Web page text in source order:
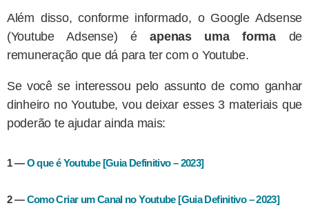
Além disso, conforme informado, o Google Adsense
(Youtube Adsense) éapenas uma forma de
remuneração que dá para ter com o Youtube.
Se você se interessou pelo assunto de como ganhar
dinheiro no Youtube, vou deixar esses 3 materiais que
poderão te ajudar ainda mais:
1 —O que é Youtube [Guia Definitivo – 2023]
2 —Como Criar um Canal no Youtube [Guia Definitivo – 2023]